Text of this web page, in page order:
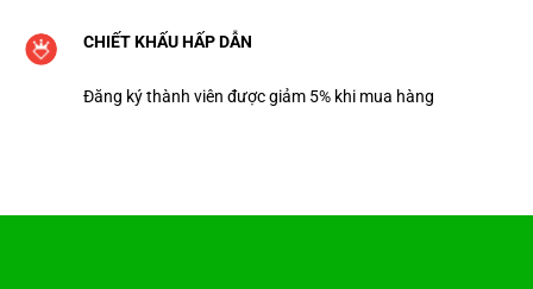
CHIẾT KHẤU HẤP DẪN
Đăng ký thành viên được giảm 5% khi mua hàng